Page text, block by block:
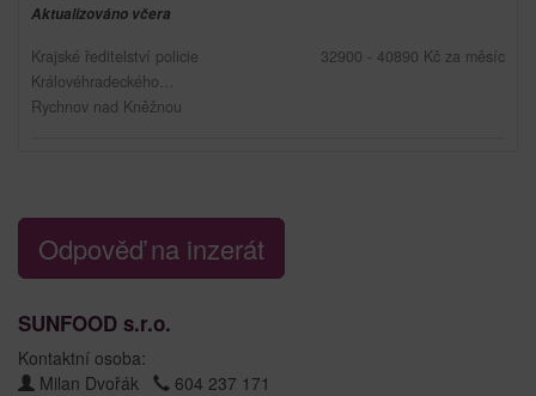
Aktualizováno včera
Krajské ředitelství policie
Královéhradeckého…
Rychnov nad Kněžnou
32900 - 40890 Kč za měsíc
Odpověď na inzerát
SUNFOOD s.r.o.
Kontaktní osoba:
Milan Dvořák
604 237 171